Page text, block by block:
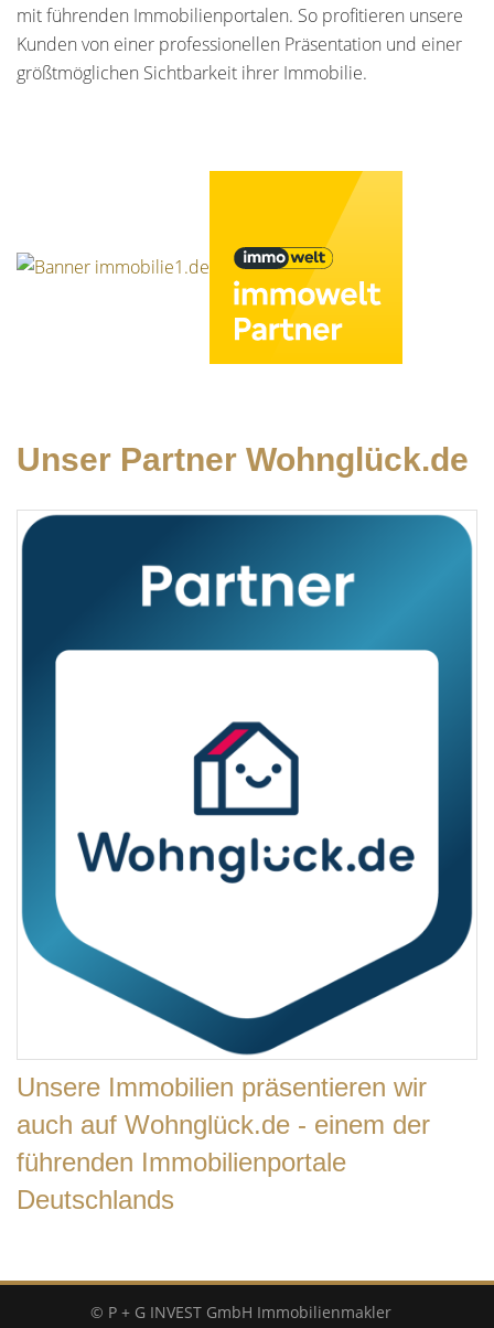
mit führenden Immobilienportalen. So profitieren unsere
Kunden von einer professionellen Präsentation und einer
größtmöglichen Sichtbarkeit ihrer Immobilie.
Unser Partner Wohnglück.de
Unsere Immobilien präsentieren wir
auch auf Wohnglück.de - einem der
führenden Immobilienportale
Deutschlands
© P + G INVEST GmbH Immobilienmakler